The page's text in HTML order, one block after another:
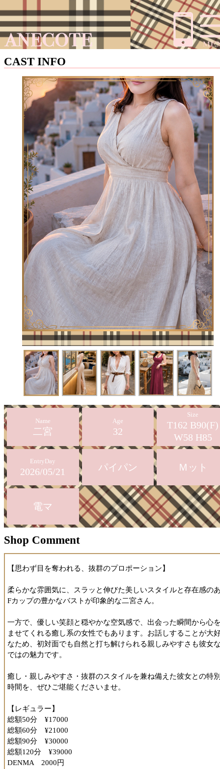
CAST INFO
Name
二宮
Age
32
Size
T162 B90(F)
W58 H85
EntryDay
2026/05/21 パイパン Ｍット
電マ
Shop Comment
【思わず目を奪われる、抜群のプロポーション】
柔らかな雰囲気に、スラッと伸びた美しいスタイルと存在感の
Fカップの豊かなバストが印象的な二宮さん。
一方で、優しい笑顔と穏やかな空気感で、出会った瞬間から心
ませてくれる癒し系の女性でもあります。お話しすることが大
なため、初対面でも自然と打ち解けられる親しみやすさも彼女
ではの魅力です。
癒し・親しみやすさ・抜群のスタイルを兼ね備えた彼女との特
時間を、ぜひご堪能くださいませ。
【レギュラー】
総額50分 ¥17000
総額60分 ¥21000
総額90分 ¥30000
総額120分 ¥39000
DENMA 2000円